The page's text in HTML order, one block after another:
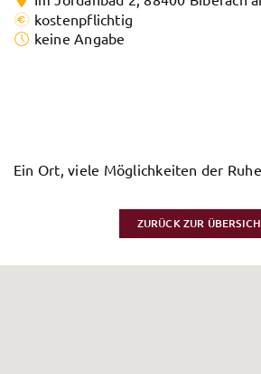
kostenpflichtig
keine Angabe
Ein Ort, viele Möglichkeiten der
ZURÜCK ZUR